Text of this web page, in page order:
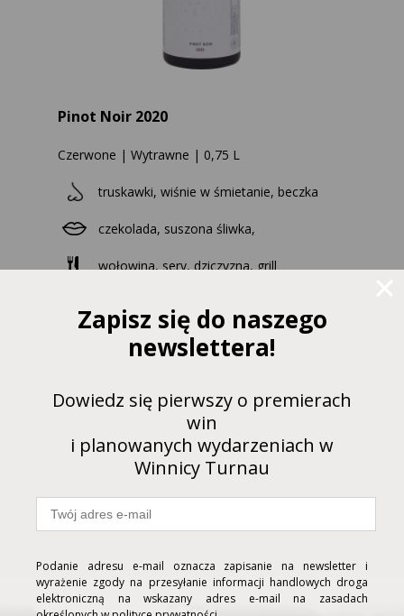
Pinot Noir 2020
Czerwone | Wytrawne | 0,75 L
truskawki, wiśnie w śmietanie, beczka
czekolada, suszona śliwka,
wołowina, sery, dziczyzna, grill
PRZEJDŹ DO KARTY WINA ABY
Solaris 2023 już dostępny!
Zapisz się do naszego
newslettera!
Dowiedz się pierwszy o premierach
win
i planowanych wydarzeniach w
Winnicy Turnau
Podanie adresu e-mail oznacza zapisanie na newsletter i
wyrażenie zgody na przesyłanie informacji handlowych droga
elektroniczną na wskazany adres e-mail na zasadach